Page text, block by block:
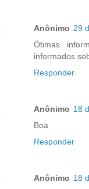
Anônimo 29
Ótimas
informados
Responder
Anônimo 18
Boa
Responder
Anônimo 18